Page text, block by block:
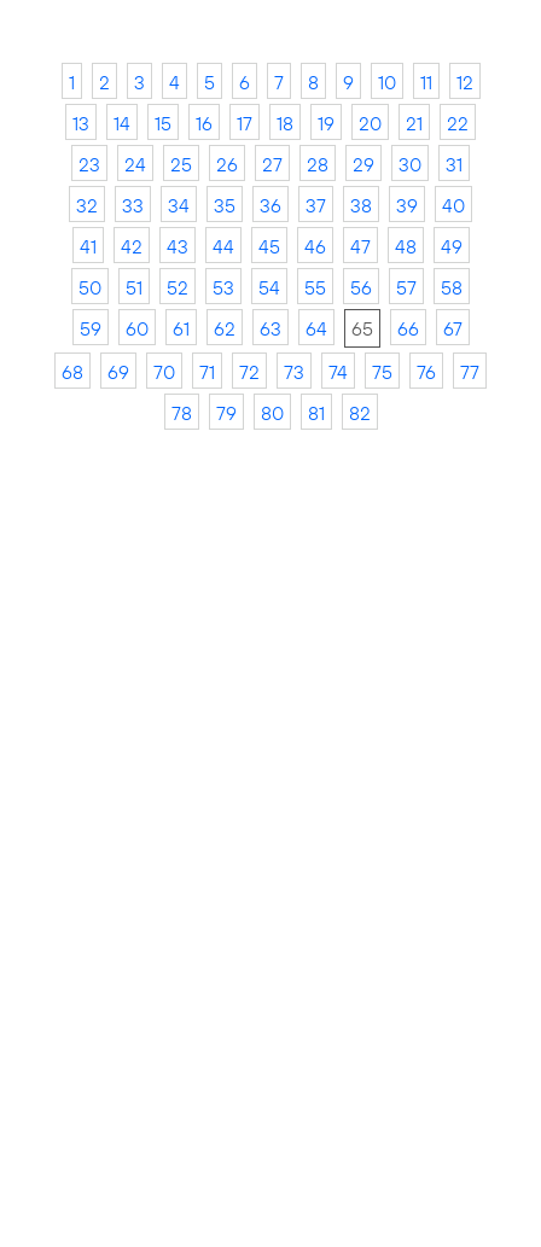
1 2 3 4 5 6 7 8 9 10 11
12
13
14 15 16 17 18 19 20 21
22
23
24 25 26 27 28 29 30
31
32
33 34 35 36 37 38 39
40
41
42 43 44 45 46 47 48
49
50
51 52 53 54 55 56 57
58
59
60 61 62 63 64 65 66
67
68
69 70 71 72 73 74 75 76
77
78
79 80 81 82